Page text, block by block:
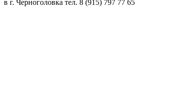
в г. Черноголовка тел. 8 (915) 797 77 65